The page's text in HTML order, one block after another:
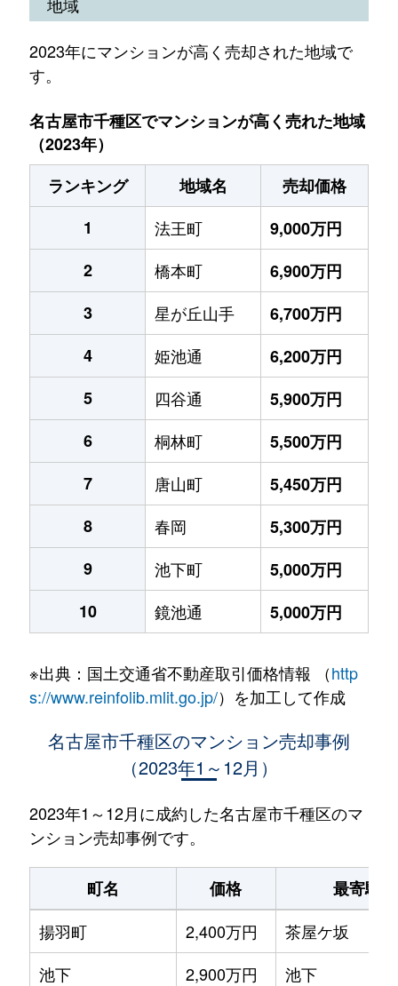
2023年にマンションが高く売却された地域で
す。
名古屋市千種区でマンションが高く売れた地域
（2023年）
ランキング
地域名
売却価格
1
法王町
9,000万円
2
橋本町
6,900万円
3
星が丘山手
6,700万円
4
姫池通
6,200万円
5
四谷通
5,900万円
6
桐林町
5,500万円
7
唐山町
5,450万円
8
春岡
5,300万円
9
池下町
5,000万円
10
鏡池通 5,000万円
※出典：国土交通省不動産取引価格情報 （http
s://www.reinfolib.mlit.go.jp/）を加工して作成
名古屋市千種区のマンション売却事例
（2023年1～12月）
2023年1～12月に成約した名古屋市千種区のマ
ンション売却事例です。
町名 価格
最寄駅
揚羽町
2,400万円
茶屋ケ坂
池下
2,900万円
池下